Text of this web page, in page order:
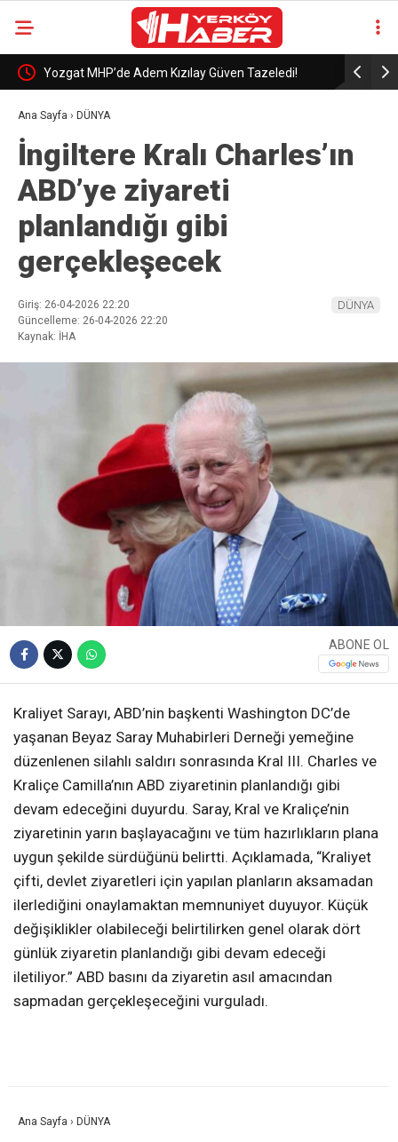
Yozgat MHP’de Adem Kızılay Güven Tazeledi!
Ana Sayfa › DÜNYA
İngiltere Kralı Charles’ın
ABD’ye ziyareti
planlandığı gibi
gerçekleşecek
Giriş: 26-04-2026 22:20
Güncelleme: 26-04-2026 22:20
Kaynak: İHA
DÜNYA
ABONE OL
Kraliyet Sarayı, ABD’nin başkenti Washington DC’de
yaşanan Beyaz Saray Muhabirleri Derneği yemeğine
düzenlenen silahlı saldırı sonrasında Kral III. Charles ve
Kraliçe Camilla’nın ABD ziyaretinin planlandığı gibi
devam edeceğini duyurdu. Saray, Kral ve Kraliçe’nin
ziyaretinin yarın başlayacağını ve tüm hazırlıkların plana
uygun şekilde sürdüğünü belirtti. Açıklamada, “Kraliyet
çifti, devlet ziyaretleri için yapılan planların aksamadan
ilerlediğini onaylamaktan memnuniyet duyuyor. Küçük
değişiklikler olabileceği belirtilirken genel olarak dört
günlük ziyaretin planlandığı gibi devam edeceği
iletiliyor.” ABD basını da ziyaretin asıl amacından
sapmadan gerçekleşeceğini vurguladı.
Ana Sayfa › DÜNYA